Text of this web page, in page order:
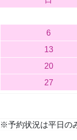
6
13
20
27
※予約状況は平日の